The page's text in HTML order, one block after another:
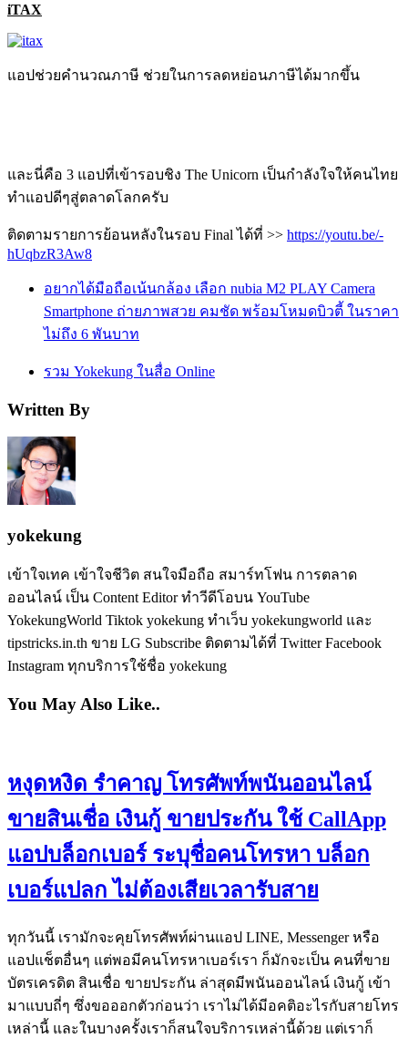
iTAX
แอปช่วยคำนวณภาษี ช่วยในการลดหย่อนภาษีได้มากขึ้น
และนี่คือ 3 แอปที่เข้ารอบชิง The Unicorn เป็นกำลังใจให้คนไทย
ทำแอปดีๆสู่ตลาดโลกครับ
ติดตามรายการย้อนหลังในรอบ Final ได้ที่ >> https://youtu.be/-
hUqbzR3Aw8
อยากได้มือถือเน้นกล้อง เลือก nubia M2 PLAY Camera
Smartphone ถ่ายภาพสวย คมชัด พร้อมโหมดบิวตี้ ในราคา
ไม่ถึง 6 พันบาท
รวม Yokekung ในสื่อ Online
Written By
yokekung
เข้าใจเทค เข้าใจชีวิต สนใจมือถือ สมาร์ทโฟน การตลาด
ออนไลน์ เป็น Content Editor ทำวีดีโอบน YouTube
YokekungWorld Tiktok yokekung ทำเว็บ yokekungworld และ
tipstricks.in.th ขาย LG Subscribe ติดตามได้ที่ Twitter Facebook
Instagram ทุกบริการใช้ชื่อ yokekung
You May Also Like..
หงุดหงิด รำคาญ โทรศัพท์พนันออนไลน์
ขายสินเชื่อ เงินกู้ ขายประกัน ใช้ CallApp
แอปบล็อกเบอร์ ระบุชื่อคนโทรหา บล็อก
เบอร์แปลก ไม่ต้องเสียเวลารับสาย
ทุกวันนี้ เรามักจะคุยโทรศัพท์ผ่านแอป LINE, Messenger หรือ
แอปแช็ตอื่นๆ แต่พอมีคนโทรหาเบอร์เรา ก็มักจะเป็น คนที่ขาย
บัตรเครดิต สินเชื่อ ขายประกัน ล่าสุดมีพนันออนไลน์ เงินกู้ เข้า
มาแบบถี่ๆ ซึ่งขอออกตัวก่อนว่า เราไม่ได้มีอคติอะไรกับสายโทร
เหล่านี้ และในบางครั้งเราก็สนใจบริการเหล่านี้ด้วย แต่เราก็